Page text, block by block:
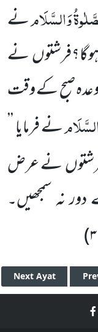
وَالسَّلَامنے
نے
صبح کے وقت
نے فرمایا ’’
نے عرض
نہ سمجھیں۔
)
Next Ayat